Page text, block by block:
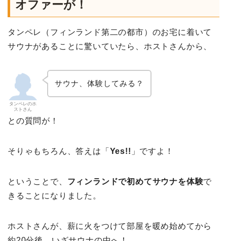
オファーが！
タンペレ（フィンランド第二の都市）のお宅に着いて
サウナがあることに驚いていたら、ホストさんから、
タンペレのホ
ストさん
サウナ、体験してみる？
との質問が！
そりゃもちろん、答えは「 Yes!! 」ですよ！
ということで、 フィンランドで初めてサウナを体験で
きることになりました。
ホストさんが、薪に火をつけて部屋を暖め始めてから